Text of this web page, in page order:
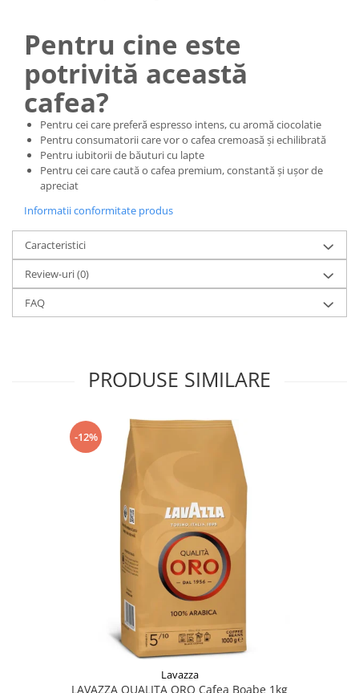
Pentru cine este
potrivită această
cafea?
Pentru cei care preferă espresso intens, cu aromă ciocolatie
Pentru consumatorii care vor o cafea cremoasă și echilibrată
Pentru iubitorii de băuturi cu lapte
Pentru cei care caută o cafea premium, constantă și ușor de
apreciat
Informatii conformitate produs
Caracteristici
Review-uri(0)
FAQ
PRODUSE SIMILARE
-12%
Lavazza
LAVAZZA QUALITA ORO Cafea Boabe 1kg